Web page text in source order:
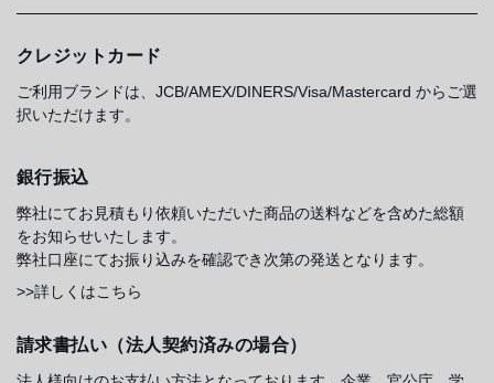
クレジットカード
ご利用ブランドは、JCB/AMEX/DINERS/Visa/Mastercard からご選
択いただけます。
銀行振込
弊社にてお見積もり依頼いただいた商品の送料などを含めた総額
をお知らせいたします。
弊社口座にてお振り込みを確認でき次第の発送となります。
>>詳しくはこちら
請求書払い（法人契約済みの場合）